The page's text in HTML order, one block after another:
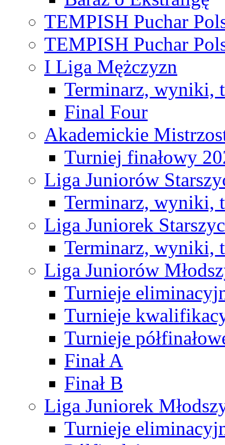
TEMPISH Puchar
TEMPISH Puchar
I Liga Mężczyzn
Terminarz, wyniki,
Final Four
Akademickie
Turniej finałowy
Liga Juniorów
Terminarz, wyniki,
Liga Juniorek
Terminarz, wyniki,
Liga Juniorów
Turnieje
Turnieje
Turnieje
Finał A
Finał B
Liga Juniorek
Turnieje